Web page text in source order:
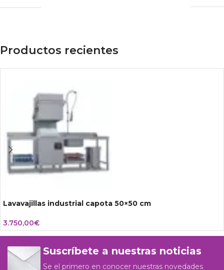
Productos recientes
Lavavajillas industrial capota 50×50 cm
3.750,00€
Suscríbete a nuestras noticias
Se el primero en conocer nuestras novedades